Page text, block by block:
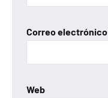
Correo electrónico
Web